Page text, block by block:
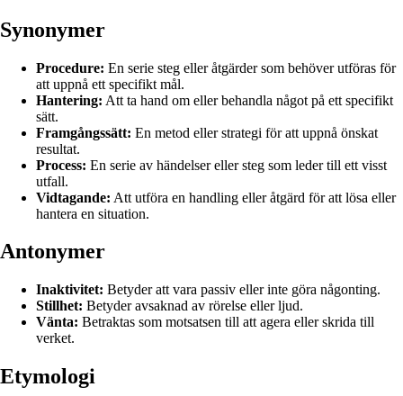
Synonymer
Procedure: En serie steg eller åtgärder som behöver utföras för
att uppnå ett specifikt mål.
Hantering: Att ta hand om eller behandla något på ett specifikt
sätt.
Framgångssätt: En metod eller strategi för att uppnå önskat
resultat.
Process: En serie av händelser eller steg som leder till ett visst
utfall.
Vidtagande: Att utföra en handling eller åtgärd för att lösa eller
hantera en situation.
Antonymer
Inaktivitet: Betyder att vara passiv eller inte göra någonting.
Stillhet: Betyder avsaknad av rörelse eller ljud.
Vänta: Betraktas som motsatsen till att agera eller skrida till
verket.
Etymologi